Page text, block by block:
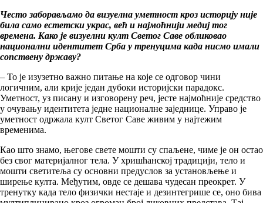
Често заборављамо да визуелна уметност кроз историју није
била само естетски украс, већ и најмоћнији медиј тог
времена. Како је визуелни култ Светог Саве обликовао
национални идентитет Срба у тренуцима када нисмо имали
сопствену државу?
– То је изузетно важно питање на које се одговор чини
логичним, али крије један дубоки историјски парадокс.
Уметност, уз писану и изговорену реч, јесте најмоћније средство
у очувању идентитета једне националне заједнице. Управо је
уметност одржала култ Светог Саве живим у најтежим
временима.
Као што знамо, његове свете мошти су спаљене, чиме је он остао
без свог материјалног тела. У хришћанској традицији, тело и
мошти светитеља су основни предуслов за установљење и
ширење култа. Међутим, овде се дешава чудесан преокрет. У
тренутку када тело физички нестаје и дезинтегрише се, оно бива